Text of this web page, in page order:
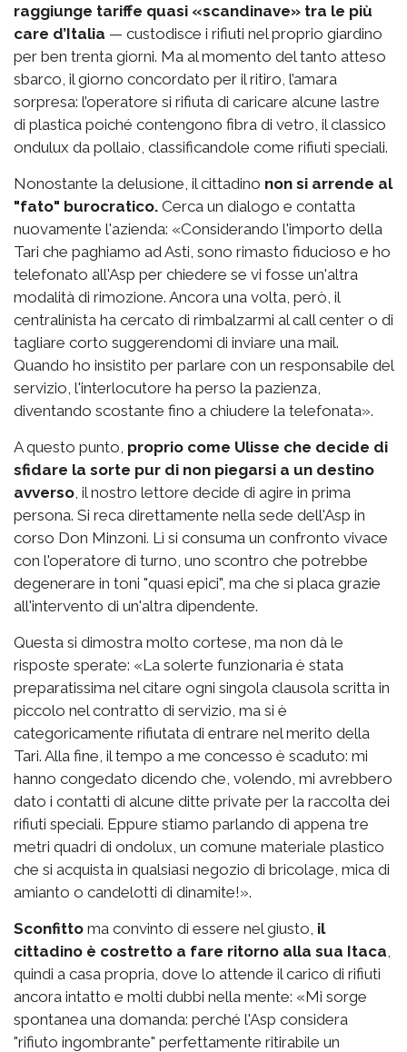
raggiunge tariffe quasi «scandinave» tra le più
care d’Italia — custodisce i rifiuti nel proprio giardino
per ben trenta giorni. Ma al momento del tanto atteso
sbarco, il giorno concordato per il ritiro, l’amara
sorpresa: l’operatore si rifiuta di caricare alcune lastre
di plastica poiché contengono fibra di vetro, il classico
ondulux da pollaio, classificandole come rifiuti speciali.
Nonostante la delusione, il cittadino non si arrende al
"fato" burocratico. Cerca un dialogo e contatta
nuovamente l'azienda: «Considerando l'importo della
Tari che paghiamo ad Asti, sono rimasto fiducioso e ho
telefonato all'Asp per chiedere se vi fosse un'altra
modalità di rimozione. Ancora una volta, però, il
centralinista ha cercato di rimbalzarmi al call center o di
tagliare corto suggerendomi di inviare una mail.
Quando ho insistito per parlare con un responsabile del
servizio, l'interlocutore ha perso la pazienza,
diventando scostante fino a chiudere la telefonata».
A questo punto, proprio come Ulisse che decide di
sfidare la sorte pur di non piegarsi a un destino
avverso , il nostro lettore decide di agire in prima
persona. Si reca direttamente nella sede dell'Asp in
corso Don Minzoni. Lì si consuma un confronto vivace
con l'operatore di turno, uno scontro che potrebbe
degenerare in toni "quasi epici", ma che si placa grazie
all'intervento di un'altra dipendente.
Questa si dimostra molto cortese, ma non dà le
risposte sperate: «La solerte funzionaria è stata
preparatissima nel citare ogni singola clausola scritta in
piccolo nel contratto di servizio, ma si è
categoricamente rifiutata di entrare nel merito della
Tari. Alla fine, il tempo a me concesso è scaduto: mi
hanno congedato dicendo che, volendo, mi avrebbero
dato i contatti di alcune ditte private per la raccolta dei
rifiuti speciali. Eppure stiamo parlando di appena tre
metri quadri di ondolux, un comune materiale plastico
che si acquista in qualsiasi negozio di bricolage, mica di
amianto o candelotti di dinamite!».
Sconfitto ma convinto di essere nel giusto, il
cittadino è costretto a fare ritorno alla sua Itaca
quindi a casa propria, dove lo attende il carico di rifiuti
ancora intatto e molti dubbi nella mente: «Mi sorge
spontanea una domanda: perché l'Asp considera
"rifiuto ingombrante" perfettamente ritirabile un